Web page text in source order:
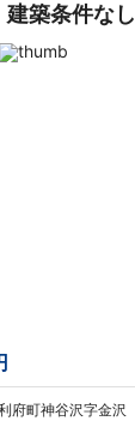
築条件なし
府町神谷沢字金沢